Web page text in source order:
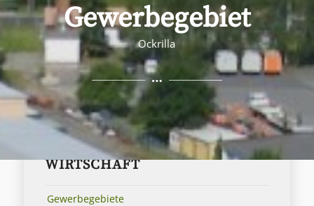
Gewerbegebiet
Ockrilla
WIRTSCHAFT
Gewerbegebiete